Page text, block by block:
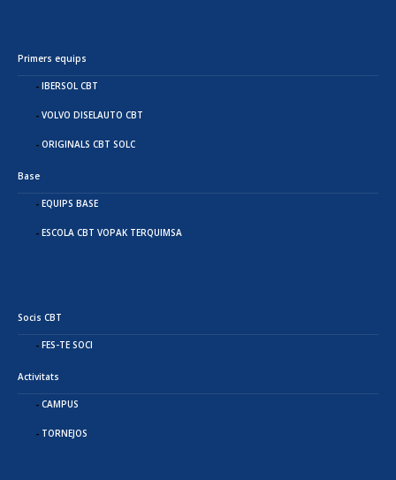
Primers equips
IBERSOL CBT
VOLVO DISELAUTO CBT
ORIGINALS CBT SOLC
Base
EQUIPS BASE
ESCOLA CBT VOPAK TERQUIMSA
Socis CBT
FES-TE SOCI
Activitats
CAMPUS
TORNEJOS